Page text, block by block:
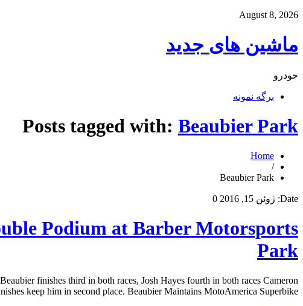
August 8, 2026
ماشین های جدید
خودرو
برگه نمونه
Posts tagged with: Beaubier Park
Home
/
Beaubier Park
Date: ژوئن 15, 2016 0
Podium at Barber Motorsports
Park
finishes third in both races, Josh Hayes fourth in both races Cameron
keep him in second place. Beaubier Maintains MotoAmerica Superbike […]